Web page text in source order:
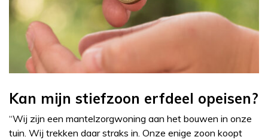
Kan mijn stiefzoon erfdeel opeisen?
“Wij zijn een mantelzorgwoning aan het bouwen in onze
tuin. Wij trekken daar straks in. Onze enige zoon koopt